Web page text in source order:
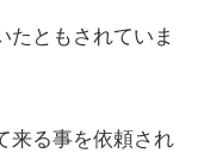
たともされていま
来る事を依頼され